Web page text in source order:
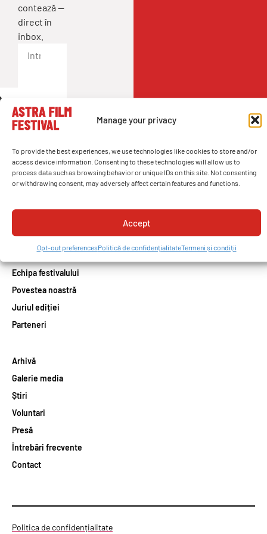
Manage your privacy
To provide the best experiences, we use technologies like cookies to store and/or
access device information. Consenting to these technologies will allow us to
process data such as browsing behavior or unique IDs on this site. Not consenting
or withdrawing consent, may adversely affect certain features and functions.
Accept
Opt-out preferencesPolitică de confidențialitateTermeni și condiții
contează —
direct în
inbox.
Adresă
Arhivă
Galerie media
Știri
Voluntari
Presă
Întrebări frecvente
Contact
Echipa festivalului
Povestea noastră
Juriul ediției
Parteneri
Politica de confidențialitate